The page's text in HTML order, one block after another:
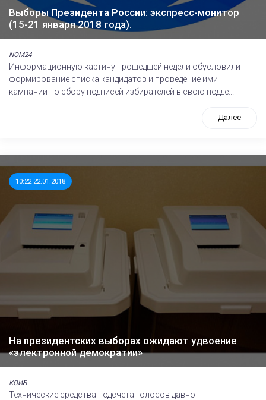
Выборы Президента России: экспресс-монитор
(15-21 января 2018 года).
NOM24
Информационную картину прошедшей недели обусловили
формирование списка кандидатов и проведение ими
кампании по сбору подписей избирателей в свою подде...
Далее
10:22 22.01.2018
На президентских выборах ожидают удвоение
«электронной демократии»
КОИБ
Технические средства подсчета голосов давно